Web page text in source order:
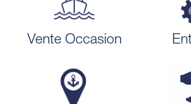
Vente Occasion